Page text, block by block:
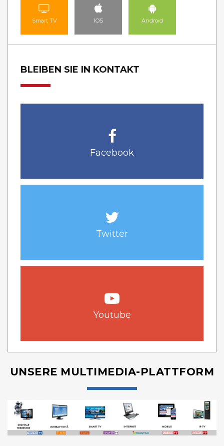
Smart TV IOS Android
BLEIBEN SIE IN KONTAKT
Facebook
Twitter
Youtube
UNSERE MULTIMEDIA-PLATTFORM